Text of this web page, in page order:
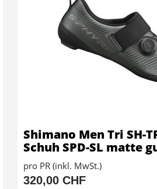
Shimano Men Tri SH-
Schuh SPD-SL matte
pro PR (inkl. MwSt.)
320,00 CHF